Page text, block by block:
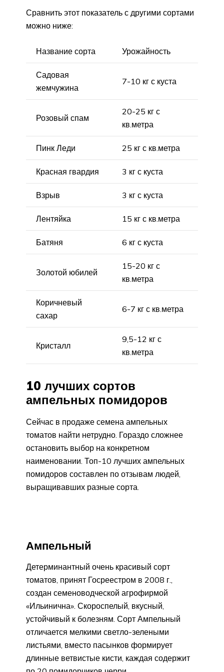
Сравнить этот показатель с другими сортами
можно ниже:
Название сорта Урожайность
Садовая
жемчужина
7-10 кг с куста
Розовый спам
20-25 кг с
кв.метра
Пинк Леди 25 кг с кв.метра
Красная гвардия 3 кг с куста
Взрыв 3 кг с куста
Лентяйка 15 кг с кв.метра
Батяня 6 кг с куста
Золотой юбилей
15-20 кг с
кв.метра
Коричневый
сахар
6-7 кг с кв.метра
Кристалл
9,5-12 кг с
кв.метра
10 лучших сортов
ампельных помидоров
Сейчас в продаже семена ампельных
томатов найти нетрудно. Гораздо сложнее
остановить выбор на конкретном
наименовании. Топ-10 лучших ампельных
помидоров составлен по отзывам людей,
выращивавших разные сорта.
Ампельный
Детерминантный очень красивый сорт
томатов, принят Госреестром в 2008 г.,
создан семеноводческой агрофирмой
«Ильинична». Скороспелый, вкусный,
устойчивый к болезням. Сорт Ампельный
отличается мелкими светло-зелеными
листьями, вместо пасынков формирует
длинные ветвистые кисти, каждая содержит